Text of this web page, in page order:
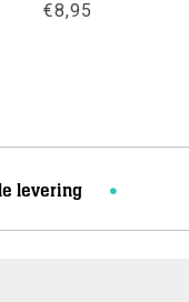
€8,95
levering